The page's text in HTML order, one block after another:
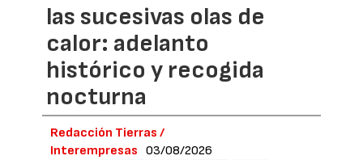
las sucesivas olas de
calor: adelanto
histórico y recogida
nocturna
Redacción Tierras /
Interempresas
03/08/2026